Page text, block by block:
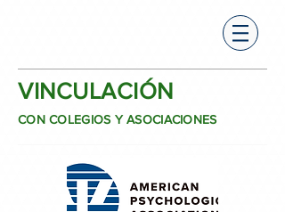
VINCULACIÓN
CON COLEGIOS Y ASOCIACIONES